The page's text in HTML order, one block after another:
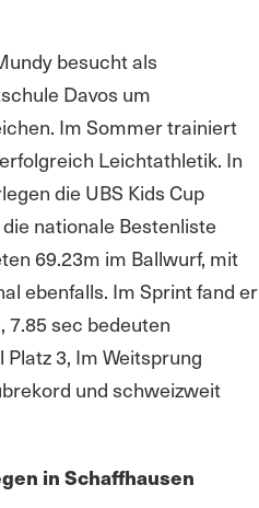
besucht als
Davos um
Im Sommer trainiert
Leichtathletik. In
die UBS Kids Cup
nationale Bestenliste
69.23m im Ballwurf, mit
ebenfalls. Im Sprint fand er
7.85 sec bedeuten
3, Im Weitsprung
und schweizweit
in Schaffhausen